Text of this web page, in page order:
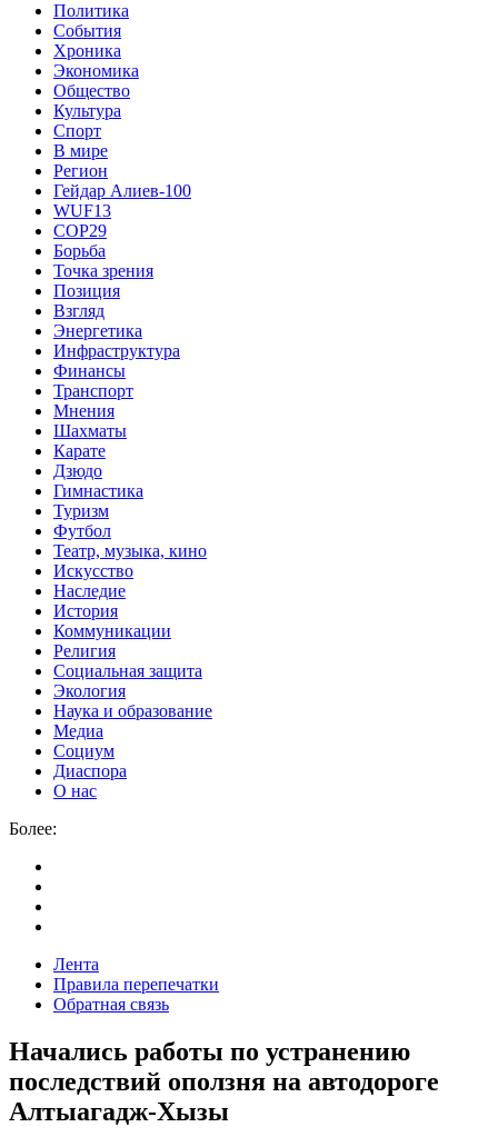
Политика
События
Хроника
Экономика
Общество
Культура
Спорт
В мире
Регион
Гейдар Алиев-100
WUF13
COP29
Борьба
Точка зрения
Позиция
Взгляд
Энергетика
Инфраструктура
Финансы
Транспорт
Мнения
Шахматы
Карате
Дзюдо
Гимнастика
Туризм
Футбол
Театр, музыка, кино
Искусство
Наследие
История
Коммуникации
Религия
Социальная защита
Экология
Наука и образование
Медиа
Социум
Диаспора
О нас
Более:
Лента
Правила перепечатки
Обратная связь
Начались работы по устранению
последствий оползня на автодороге
Алтыагадж-Хызы